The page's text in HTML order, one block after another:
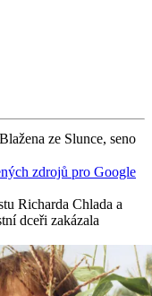
ze Slunce, seno
zdrojů pro Google
Richarda Chlada a
dceři zakázala